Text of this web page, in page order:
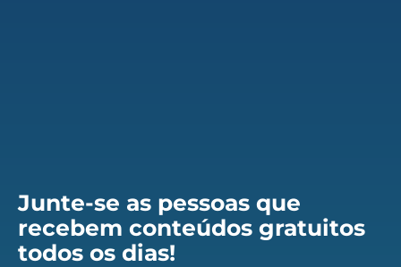
Junte-se as pessoas que
recebem conteúdos gratuitos
todos os dias!